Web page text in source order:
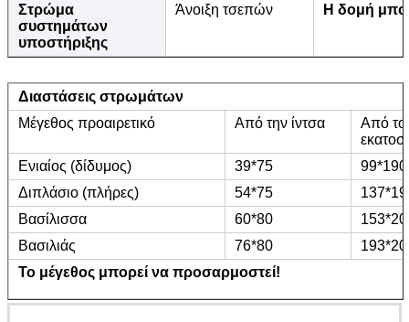
Στρώμα
συστημάτων
υποστήριξης
Άνοιξη τσεπών Η δομή
Διαστάσεις στρωμάτων
Μέγεθος προαιρετικό
Από την ίντσα
Από το
Ενιαίος (δίδυμος)
39*75
99*190
Διπλάσιο (πλήρες)
54*75
Βασίλισσα
60*80
Βασιλιάς
76*80
Το μέγεθος μπορεί να προσαρμοστεί!